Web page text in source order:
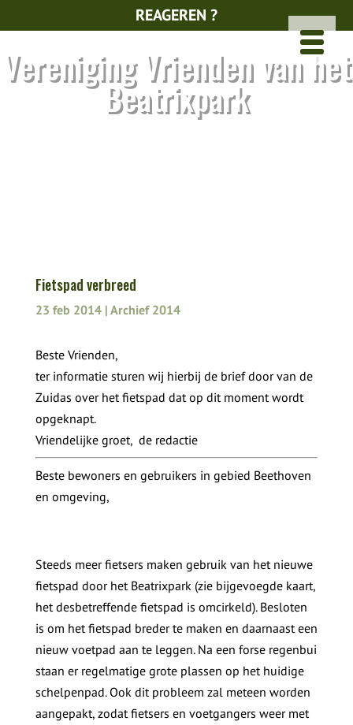
REAGEREN ?
Vereniging Vrienden van het
Beatrixpark
Fietspad verbreed
23 feb 2014| Archief 2014
Beste Vrienden,
ter informatie sturen wij hierbij de brief door van de
Zuidas over het fietspad dat op dit moment wordt
opgeknapt.
Vriendelijke groet, de redactie
Beste bewoners en gebruikers in gebied Beethoven
en omgeving,
Steeds meer fietsers maken gebruik van het nieuwe
fietspad door het Beatrixpark (zie bijgevoegde kaart,
het desbetreffende fietspad is omcirkeld). Besloten
is om het fietspad breder te maken en daarnaast een
nieuw voetpad aan te leggen. Na een forse regenbui
staan er regelmatige grote plassen op het huidige
schelpenpad. Ook dit probleem zal meteen worden
aangepakt, zodat fietsers en voetgangers weer met